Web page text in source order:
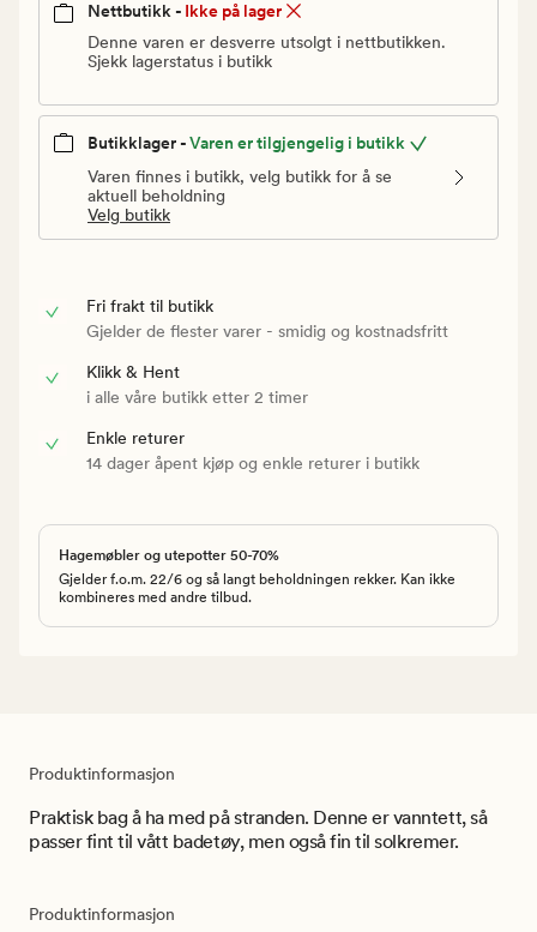
Nettbutikk - Ikke på lager
Denne varen er desverre utsolgt i nettbutikken.
Sjekk lagerstatus i butikk
Butikklager -Varen er tilgjengelig i butikk
Varen finnes i butikk, velg butikk for å se
aktuell beholdning
Velg butikk
Fri frakt til butikk
Gjelder de flester varer - smidig og kostnadsfritt
Klikk & Hent
i alle våre butikk etter 2 timer
Enkle returer
14 dager åpent kjøp og enkle returer i butikk
Hagemøbler og utepotter 50-70%
Gjelder f.o.m. 22/6 og så langt beholdningen rekker. Kan ikke
kombineres med andre tilbud.
Produktinformasjon
Praktisk bag å ha med på stranden. Denne er vanntett, så
passer fint til vått badetøy, men også fin til solkremer.
Produktinformasjon